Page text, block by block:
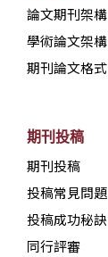
論文期刊架構
學術論文架構
期刊論文格式
期刊投稿
期刊投稿
投稿常見問題
投稿成功秘訣
同行評審